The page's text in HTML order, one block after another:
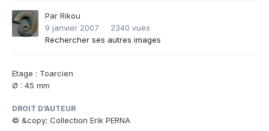
Par Rikou
9 janvier 2007
2340 vues
Rechercher ses autres images
Etage : Toarcien
Ø : 45 mm
DROIT D’AUTEUR
© &copy; Collection Erik PERNA